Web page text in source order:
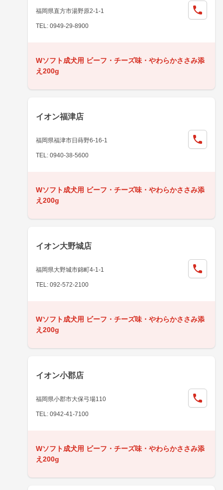
福岡県直方市湯野原2-1-1
TEL: 0949-29-8900
Wソフト成犬用 ビーフ・チーズ味・やわらかささみ添
え200g
イオン福津店
福岡県福津市日蒔野6-16-1
TEL: 0940-38-5600
Wソフト成犬用 ビーフ・チーズ味・やわらかささみ添
え200g
イオン大野城店
福岡県大野城市錦町4-1-1
TEL: 092-572-2100
Wソフト成犬用 ビーフ・チーズ味・やわらかささみ添
え200g
イオン小郡店
福岡県小郡市大保弓場110
TEL: 0942-41-7100
Wソフト成犬用 ビーフ・チーズ味・やわらかささみ添
え200g